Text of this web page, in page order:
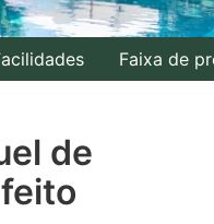
with
the
select
a
Faixa de
de